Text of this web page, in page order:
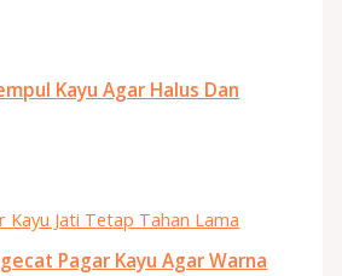
Kayu Agar Halus Dan
Pagar Kayu Agar Warna